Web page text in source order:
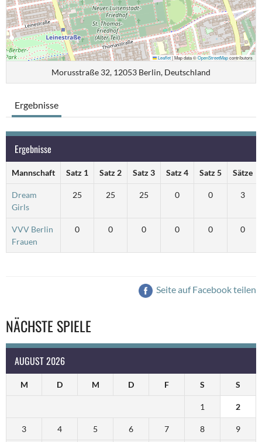
Leaflet|Map data ©OpenStreetMapcontributors
Morusstraße 32, 12053 Berlin, Deutschland
Ergebnisse
Ergebnisse
Mannschaft Satz 1 Satz 2 Satz 3 Satz 4 Satz 5 Sätze
Dream
Girls
25 25 25 0 0 3
VVV Berlin
Frauen
0 0 0 0 0 0
Seite auf Facebook teilen
NÄCHSTE SPIELE
AUGUST 2026
M D M D F S S
1 2
3 4 5 6 7 8 9